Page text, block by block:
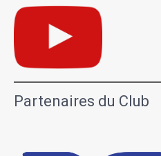
Partenaires du Club